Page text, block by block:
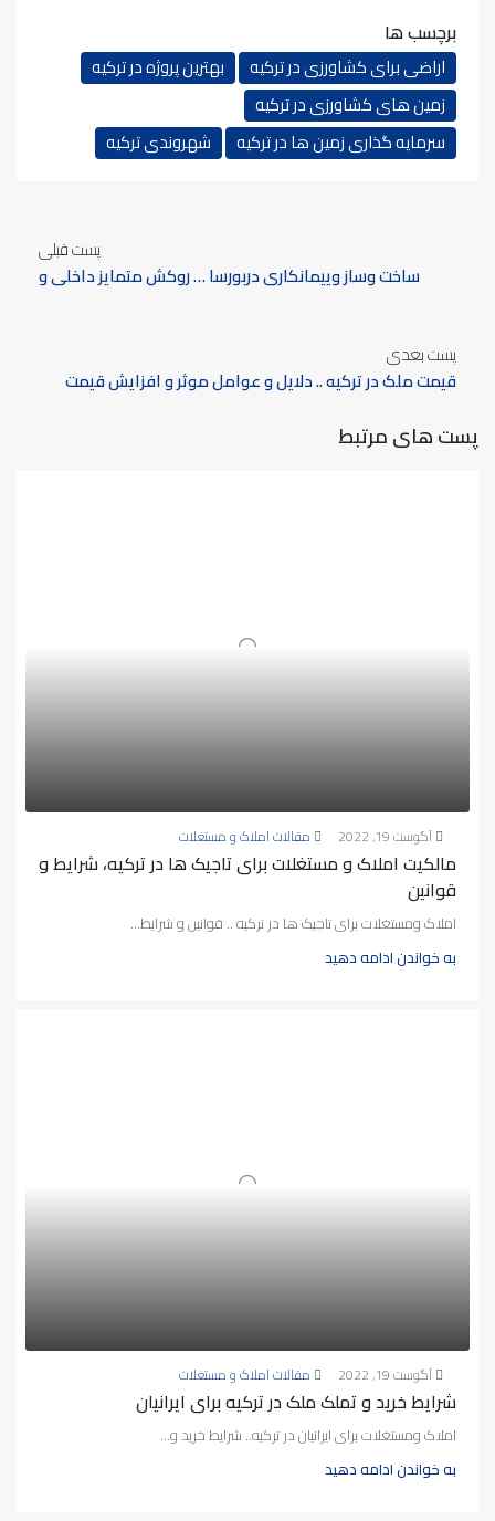
برچسب ها
اراضی برای کشاورزی در ترکیه
بهترین پروژه در ترکیه
زمین های کشاورزی در ترکیه
سرمایه گذاری زمین ها در ترکیه
شهروندی ترکیه
پست قبلی
ساخت وساز وپیمانکاری دربورسا … روکش متمایز داخلی و
پست بعدی
قیمت ملک در ترکیه .. دلایل و عوامل موثر و افزایش قیمت
پست های مرتبط
آگوست 19, 2022 مقالات املاک و مستغلات
مالکیت املاک و مستغلات برای تاجیک ها در ترکیه، شرایط و
قوانین
املاک ومستغلات برای تاجیک ها در ترکیه .. قوانین و شرایط...
به خواندن ادامه دهید
آگوست 19, 2022 مقالات املاک و مستغلات
شرایط خرید و تملک ملک در ترکیه برای ایرانیان
املاک ومستغلات برای ایرانیان در ترکیه.. شرایط خرید و...
به خواندن ادامه دهید